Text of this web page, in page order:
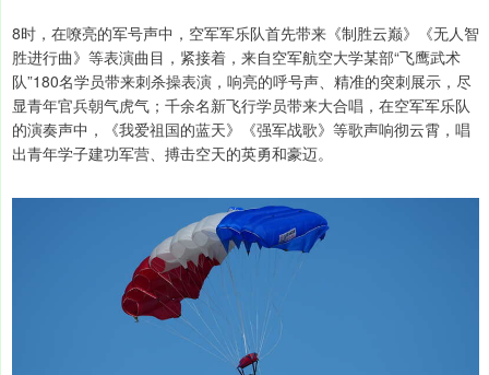
8时，在嘹亮的军号声中，空军军乐队首先带来《制胜云巅》《无人智
胜进行曲》等表演曲目，紧接着，来自空军航空大学某部“飞鹰武术
队”180名学员带来刺杀操表演，响亮的呼号声、精准的突刺展示，尽
显青年官兵朝气虎气；千余名新飞行学员带来大合唱，在空军军乐队
的演奏声中，《我爱祖国的蓝天》《强军战歌》等歌声响彻云霄，唱
出青年学子建功军营、搏击空天的英勇和豪迈。